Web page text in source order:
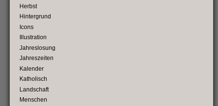
Herbst
Hintergrund
Icons
Illustration
Jahreslosung
Jahreszeiten
Kalender
Katholisch
Landschaft
Menschen